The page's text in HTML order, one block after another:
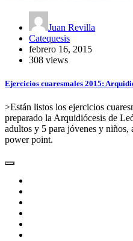
Juan Revilla
Catequesis
febrero 16, 2015
308 views
Ejercicios cuaresmales 2015:
>Están listos los ejercicios
preparado la Arquidiócesis de
adultos y 5 para jóvenes y niños,
power point.